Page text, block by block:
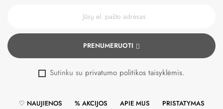
PRENUMERUOTI
Sutinku su privatumo politikos taisyklėmis.
♡ NAUJIENOS % AKCIJOS APIE MUS PRISTATYMAS